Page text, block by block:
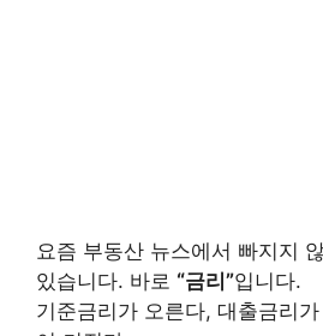
요즘 부동산 뉴스에서 빠지지
있습니다. 바로 “금리”입니다.
기준금리가 오른다, 대출금리